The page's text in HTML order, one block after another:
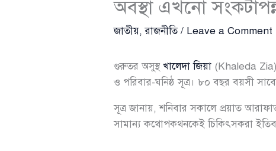
অবস্থা এখনো
জাতীয়,রাজনীতি/ Leave a Comment
গুরুতর অসুস্থ খালেদা জিয়া (Khaleda Zia)
ও পরিবার-ঘনিষ্ঠ সূত্র। ৮০ বছর বয়সী
সূত্র জানায়, শনিবার সকালে প্রয়াত
সামান্য কথোপকথনকেই চিকিৎসকরা